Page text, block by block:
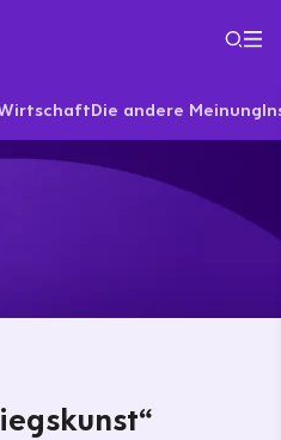
Die andere Meinung